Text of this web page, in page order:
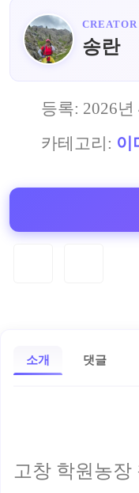
CREATOR
송란
등록: 2026년
카테고리: 이
소개 댓글
고창 학원농